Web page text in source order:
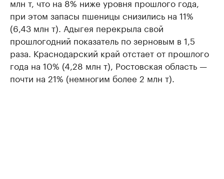
при этом запасы пшеницы снизились на 11%
(6,43 млн т). Адыгея перекрыла свой
прошлогодний показатель по зерновым в 1,5
раза. Краснодарский край отстает от прошлого
года на 10% (4,28 млн т), Ростовская область —
почти на 21% (немногим более 2 млн т).